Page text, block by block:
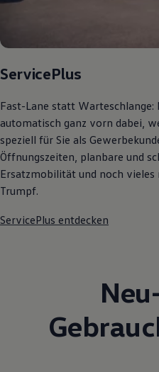
ServicePlus
Fast-Lane statt Warteschlange:
automatisch ganz vorn dabei,
speziell für Sie als
Öffnungszeiten, planbare und
Ersatzmobilität und noch
Trumpf.
ServicePlus entdecken